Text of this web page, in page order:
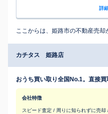
詳
ここからは、姫路市の不動産売却
カチタス 姫路店
おうち買い取り全国No.1。直接買
会社特徴
スピード査定 / 周りに知られずに売